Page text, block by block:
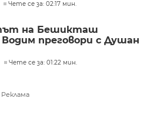
Чете се за: 02:17 мин.
на Бешикташ
преговори с Душан
Чете се за: 01:22 мин.
Реклама